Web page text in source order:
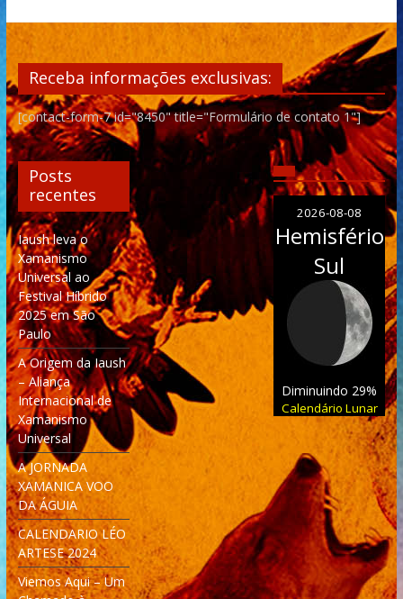
Receba informações exclusivas:
[contact-form-7 id="8450" title="Formulário de contato 1"]
Posts
recentes
Iaush leva o
Xamanismo
Universal ao
Festival Híbrido
2025 em São
Paulo
A Origem da Iaush
– Aliança
Internacional de
Xamanismo
Universal
A JORNADA
XAMANICA VOO
DA ÁGUIA
CALENDARIO LÉO
ARTESE 2024
Viemos Aqui – Um
2026-08-08
Hemisfério
Sul
Diminuindo 29%
Calendário Lunar